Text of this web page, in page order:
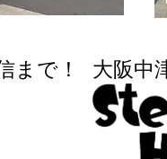
大阪中
まで！